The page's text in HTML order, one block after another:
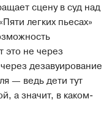
сцену в суд над
легких пьесах»
это не через
дезавуирование
— ведь дети тут
а значит, в каком-